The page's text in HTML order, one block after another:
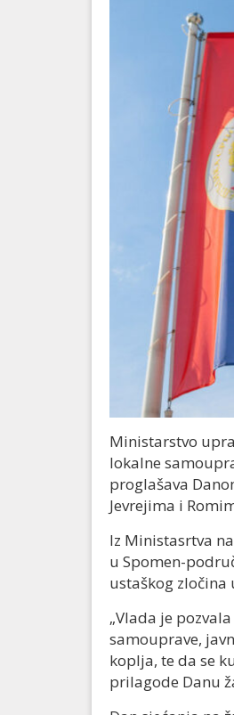
Ministarstvo
lokalne
proglašava
Jevrejima i
Iz Ministasrtva
u Spomen-
ustaškog zločina
„Vlada je
samouprave,
koplja, te da se
prilagode Danu